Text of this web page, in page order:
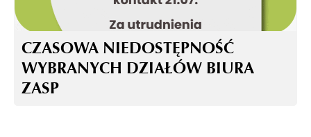
CZASOWA NIEDOSTĘPNOŚĆ
WYBRANYCH DZIAŁÓW BIURA
ZASP